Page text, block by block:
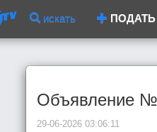
искать ПОДАТЬ
Объявление №
29-06-2026 03:06:11